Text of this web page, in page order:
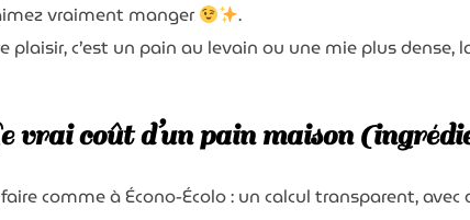
vraiment manger
.
plaisir, c’est un pain au levain ou une mie plus dense,
vrai coût d’un pain maison
comme à Écono-Écolo : un calcul transparent,
Sachez que, moi non plus je n'aime pas les spams
.
Recevoir